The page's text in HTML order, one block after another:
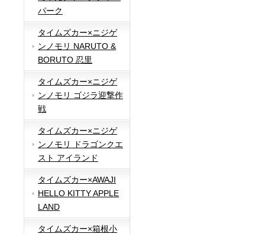
パーク
タイムズカー×ニジゲ
ンノモリ NARUTO &
BORUTO 忍里
タイムズカー×ニジゲ
ンノモリ ゴジラ迎撃作
戦
タイムズカー×ニジゲ
ンノモリ ドラゴンクエ
スト アイランド
タイムズカー×AWAJI
HELLO KITTY APPLE
LAND
タイムズカー×箱根小